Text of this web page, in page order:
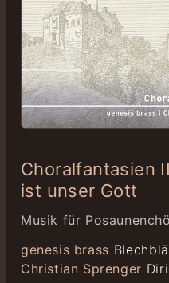
Choralfantasien
ist unser Gott
Musik für
genesis brass
Christian Sprenger